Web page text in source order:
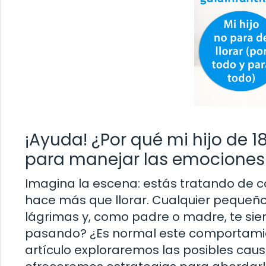
¡Ayuda! ¿Por qué mi hijo de
para manejar las
Imagina la escena: estás tratando de
hace más que llorar. Cualquier
lágrimas y, como padre o madre, te
pasando? ¿Es normal este
artículo exploraremos las posibles